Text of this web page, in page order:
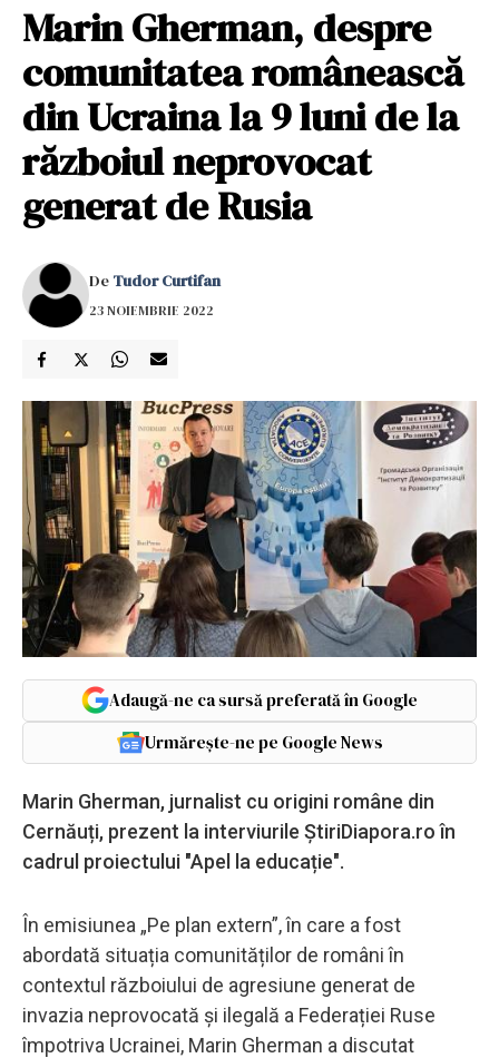
Marin Gherman, despre
comunitatea românească
din Ucraina la 9 luni de la
războiul neprovocat
generat de Rusia
De Tudor Curtifan
23 NOIEMBRIE 2022
Adaugă-ne ca sursă preferată în Google
Urmărește-ne pe Google News
Marin Gherman, jurnalist cu origini române din
Cernăuți, prezent la interviurile ȘtiriDiapora.ro în
cadrul proiectului "Apel la educație".
În emisiunea „Pe plan extern”, în care a fost
abordată situația comunităților de români în
contextul războiului de agresiune generat de
invazia neprovocată și ilegală a Federației Ruse
împotriva Ucrainei, Marin Gherman a discutat